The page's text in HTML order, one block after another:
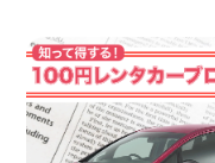
☆ 夏休
ク! ☆